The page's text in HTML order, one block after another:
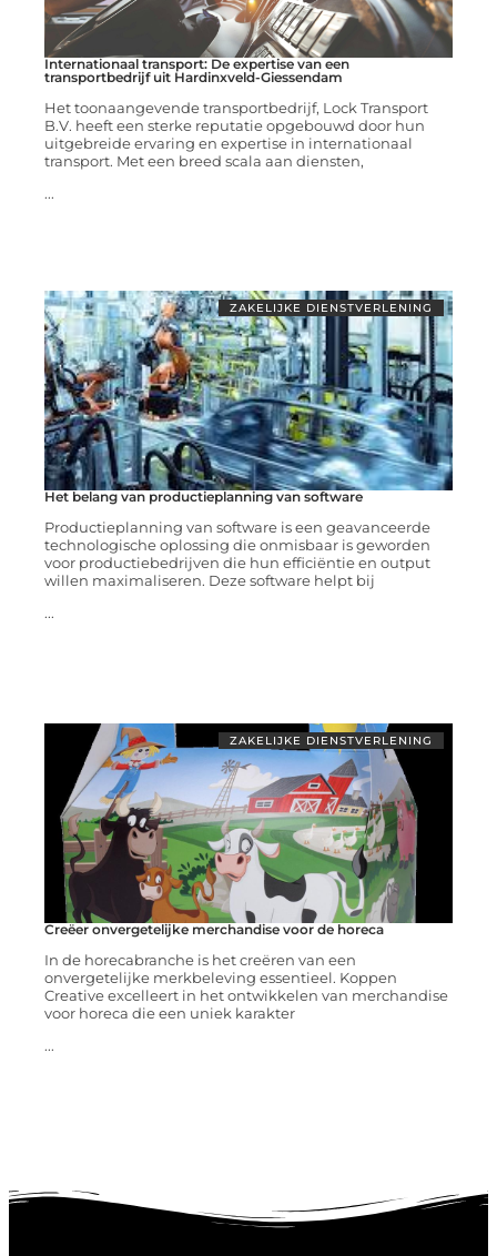
Internationaal transport: De expertise van een
transportbedrijf uit Hardinxveld-Giessendam
Het toonaangevende transportbedrijf, Lock Transport
B.V. heeft een sterke reputatie opgebouwd door hun
uitgebreide ervaring en expertise in internationaal
transport. Met een breed scala aan diensten,
...
ZAKELIJKE DIENSTVERLENING
Het belang van productieplanning van software
Productieplanning van software is een geavanceerde
technologische oplossing die onmisbaar is geworden
voor productiebedrijven die hun efficiëntie en output
willen maximaliseren. Deze software helpt bij
...
ZAKELIJKE DIENSTVERLENING
Creëer onvergetelijke merchandise voor de horeca
In de horecabranche is het creëren van een
onvergetelijke merkbeleving essentieel. Koppen
Creative excelleert in het ontwikkelen van merchandise
voor horeca die een uniek karakter
...